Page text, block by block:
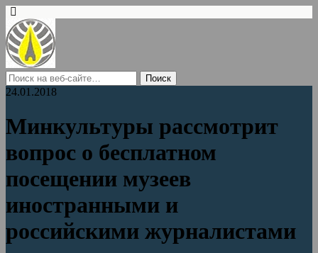
24.01.2018
Минкультуры рассмотрит
вопрос о бесплатном
посещении музеев
иностранными и
российскими журналистами